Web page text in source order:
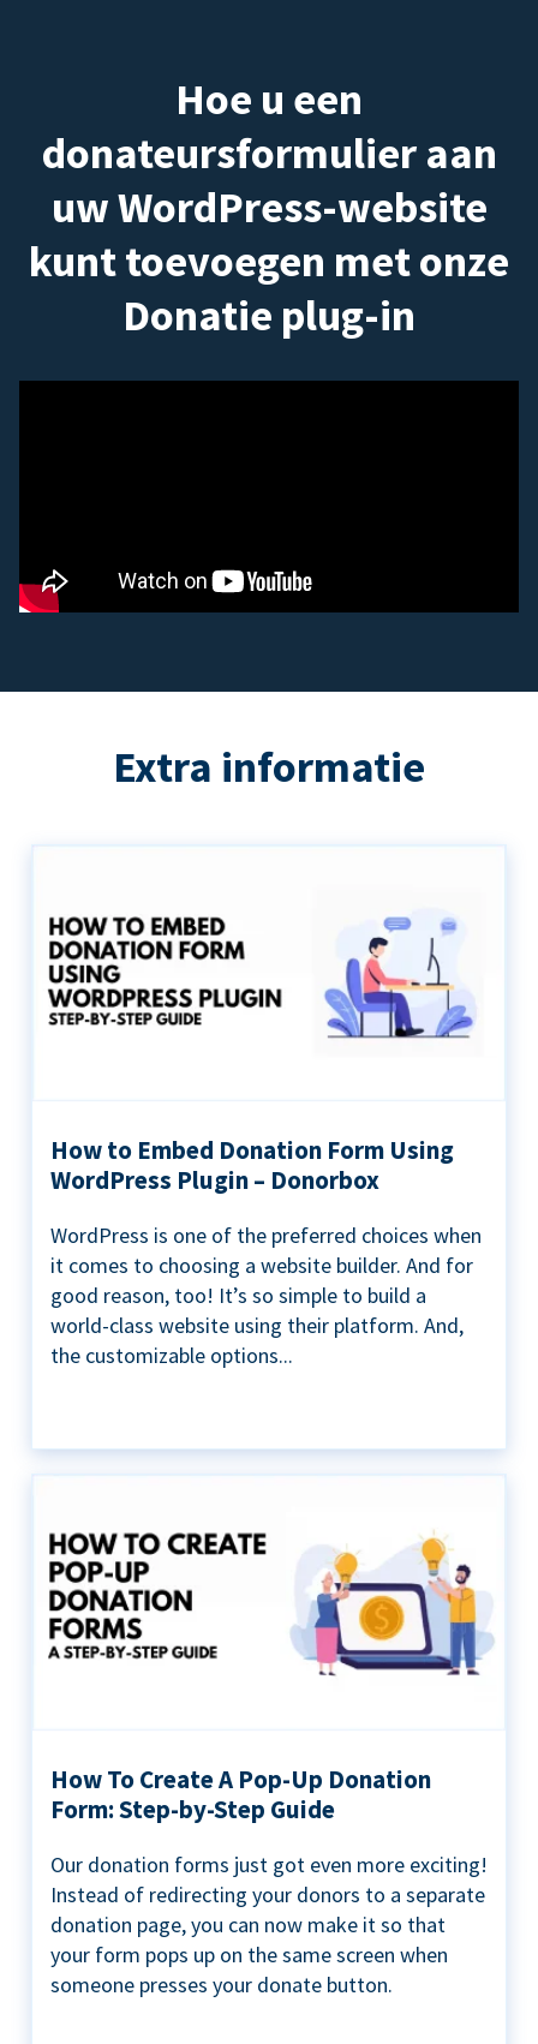
Hoe u een
donateursformulier aan
uw WordPress-website
kunt toevoegen met onze
Donatie plug-in
Extra informatie
How to Embed Donation Form Using
WordPress Plugin – Donorbox
WordPress is one of the preferred choices when
it comes to choosing a website builder. And for
good reason, too! It’s so simple to build a
world-class website using their platform. And,
the customizable options...
How To Create A Pop-Up Donation
Form: Step-by-Step Guide
Our donation forms just got even more exciting!
Instead of redirecting your donors to a separate
donation page, you can now make it so that
your form pops up on the same screen when
someone presses your donate button.